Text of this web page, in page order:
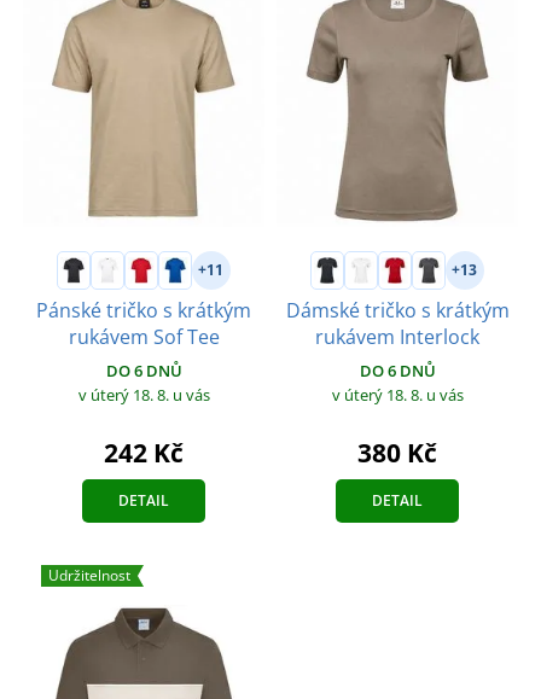
+11
Pánské tričko s krátkým
rukávem Sof Tee
DO 6 DNŮ
v úterý 18. 8. u vás
242 Kč
DETAIL
+13
Dámské tričko s krátkým
rukávem Interlock
DO 6 DNŮ
v úterý 18. 8. u vás
380 Kč
DETAIL
Udržitelnost